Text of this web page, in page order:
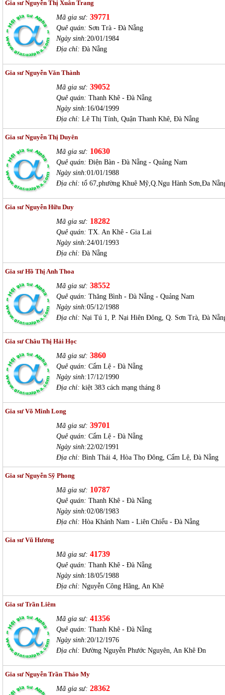
Gia sư Nguyễn Thị Xuân Trang
Mã gia sư: 39771
Quê quán: Sơn Trà - Đà Nẵng
Ngày sinh:20/01/1984
Địa chỉ: Đà Nẵng
Gia sư Nguyễn Văn Thành
Mã gia sư: 39052
Quê quán: Thanh Khê - Đà Nẵng
Ngày sinh:16/04/1999
Địa chỉ: Lê Thị Tính, Quận Thanh Khê, Đà Nẵng
Gia sư Nguyễn Thị Duyên
Mã gia sư: 10630
Quê quán: Điện Bàn - Đà Nẵng - Quảng Nam
Ngày sinh:01/01/1988
Địa chỉ: tổ 67,phường Khuê Mỹ,Q.Ngu Hành Sơn,Đa
Gia sư Nguyễn Hữu Duy
Mã gia sư: 18282
Quê quán: TX. An Khê - Gia Lai
Ngày sinh:24/01/1993
Địa chỉ: Đà Nẵng
Gia sư Hồ Thị Anh Thoa
Mã gia sư: 38552
Quê quán: Thăng Bình - Đà Nẵng - Quảng Nam
Ngày sinh:05/12/1988
Địa chỉ: Nại Tú 1, P. Nại Hiên Đông, Q. Sơn Trà, Đà
Gia sư Châu Thị Hải Học
Mã gia sư: 3860
Quê quán: Cẩm Lệ - Đà Nẵng
Ngày sinh:17/12/1990
Địa chỉ: kiệt 383 cách mạng tháng 8
Gia sư Võ Minh Long
Mã gia sư: 39701
Quê quán: Cẩm Lệ - Đà Nẵng
Ngày sinh:22/02/1991
Địa chỉ: Bình Thái 4, Hòa Thọ Đông, Cẩm Lệ, Đà Nẵng
Gia sư Nguyễn Sỹ Phong
Mã gia sư: 10787
Quê quán: Thanh Khê - Đà Nẵng
Ngày sinh:02/08/1983
Địa chỉ: Hòa Khánh Nam - Liên Chiểu - Đà Nẵng
Gia sư Vũ Hương
Mã gia sư: 41739
Quê quán: Thanh Khê - Đà Nẵng
Ngày sinh:18/05/1988
Địa chỉ: Nguyễn Công Hãng, An Khê
Gia sư Trần Liêm
Mã gia sư: 41356
Quê quán: Thanh Khê - Đà Nẵng
Ngày sinh:20/12/1976
Địa chỉ: Đường Nguyễn Phước Nguyên, An Khê Đn
Gia sư Nguyễn Trần Thảo My
Mã gia sư: 28362